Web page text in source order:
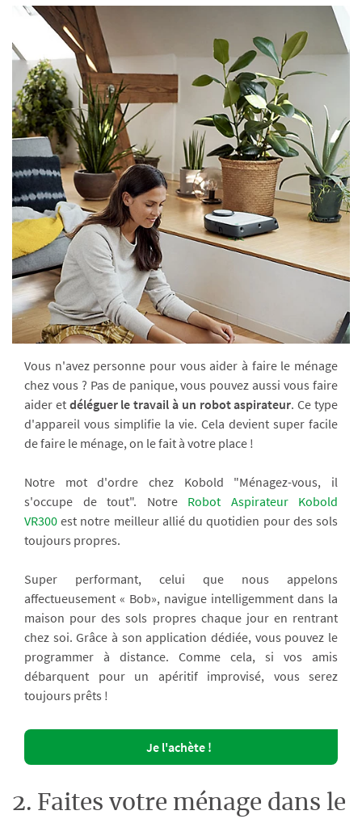
Vous n'avez personne pour vous aider à faire le ménage
chez vous ? Pas de panique, vous pouvez aussi vous faire
aider et déléguer le travail à un robot aspirateur. Ce type
d'appareil vous simplifie la vie. Cela devient super facile
de faire le ménage, on le fait à votre place !
Notre mot d'ordre chez Kobold "Ménagez-vous, il
s'occupe de tout". Notre Robot Aspirateur Kobold
VR300 est notre meilleur allié du quotidien pour des sols
toujours propres.
Super performant, celui que nous appelons
affectueusement « Bob», navigue intelligemment dans la
maison pour des sols propres chaque jour en rentrant
chez soi. Grâce à son application dédiée, vous pouvez le
programmer à distance. Comme cela, si vos amis
débarquent pour un apéritif improvisé, vous serez
toujours prêts !
Je l'achète !
2. Faites votre ménage dans le